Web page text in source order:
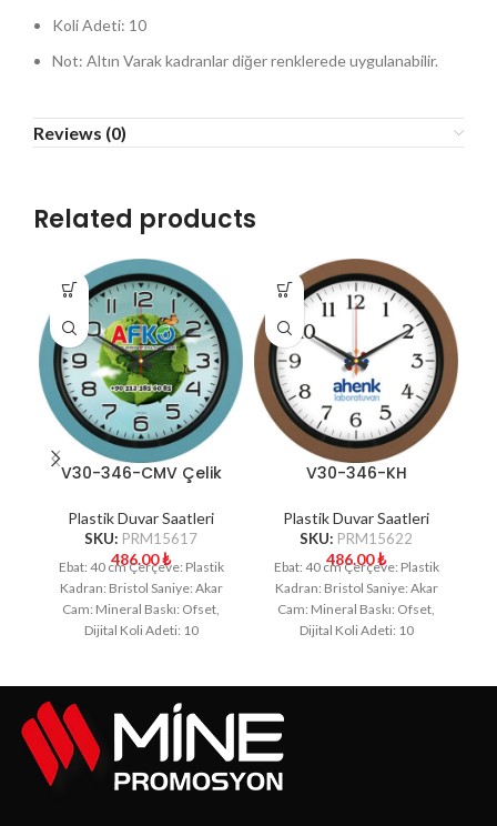
Koli Adeti: 10
Not: Altın Varak kadranlar diğer renklerede uygulanabilir.
Reviews (0)
Related products
V30-346-CMV Çelik
Saati
Plastik Duvar Saatleri
SKU: PRM15617
486.00₺
Ebat: 40 cm Çerçeve: Plastik
Kadran: Bristol Saniye: Akar
Cam: Mineral Baskı: Ofset,
Dijital Koli Adeti: 10
V30-346-KH
Duvar Saati
Plastik Duvar Saatleri
SKU: PRM15622
486.00₺
Ebat: 40 cm Çerçeve: Plastik
Kadran: Bristol Saniye: Akar
Cam: Mineral Baskı: Ofset,
Dijital Koli Adeti: 10